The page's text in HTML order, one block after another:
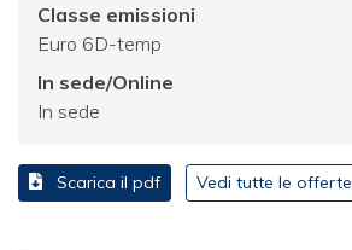
Classe emissioni
Euro 6D-temp
In sede/Online
In sede
Scarica il pdf Vedi tutte le offerte